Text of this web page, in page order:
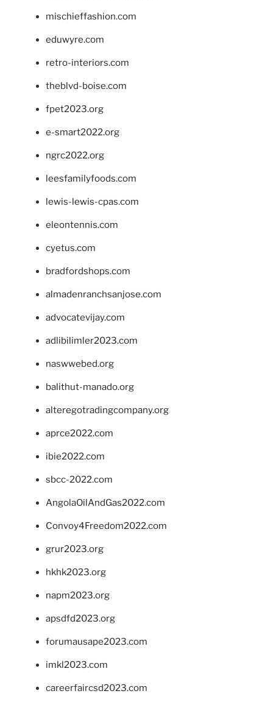
mischieffashion.com
eduwyre.com
retro-interiors.com
theblvd-boise.com
fpet2023.org
e-smart2022.org
ngrc2022.org
leesfamilyfoods.com
lewis-lewis-cpas.com
eleontennis.com
cyetus.com
bradfordshops.com
almadenranchsanjose.com
advocatevijay.com
adlibilimler2023.com
naswwebed.org
balithut-manado.org
alteregotradingcompany.org
aprce2022.com
ibie2022.com
sbcc-2022.com
AngolaOilAndGas2022.com
Convoy4Freedom2022.com
grur2023.org
hkhk2023.org
napm2023.org
apsdfd2023.org
forumausape2023.com
imkl2023.com
careerfaircsd2023.com